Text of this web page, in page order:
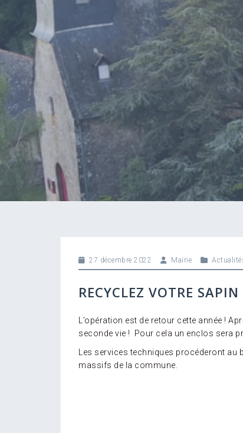
27 décembre 2022 Mairie
RECYCLEZ VOTRE
L’opération est de retour cette année !
seconde vie ! Pour cela un enclos sera
Les services techniques procéderont au
massifs de la commune.